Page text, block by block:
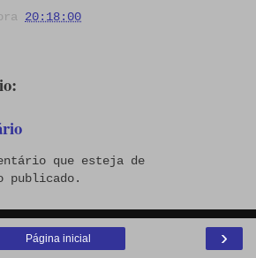
20:18:00
que esteja de
publicado.
›
Página inicial